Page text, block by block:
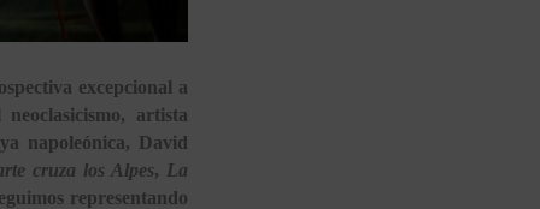
excepcional a
artista
napoleónica, David
cruza los Alpes, La
representando